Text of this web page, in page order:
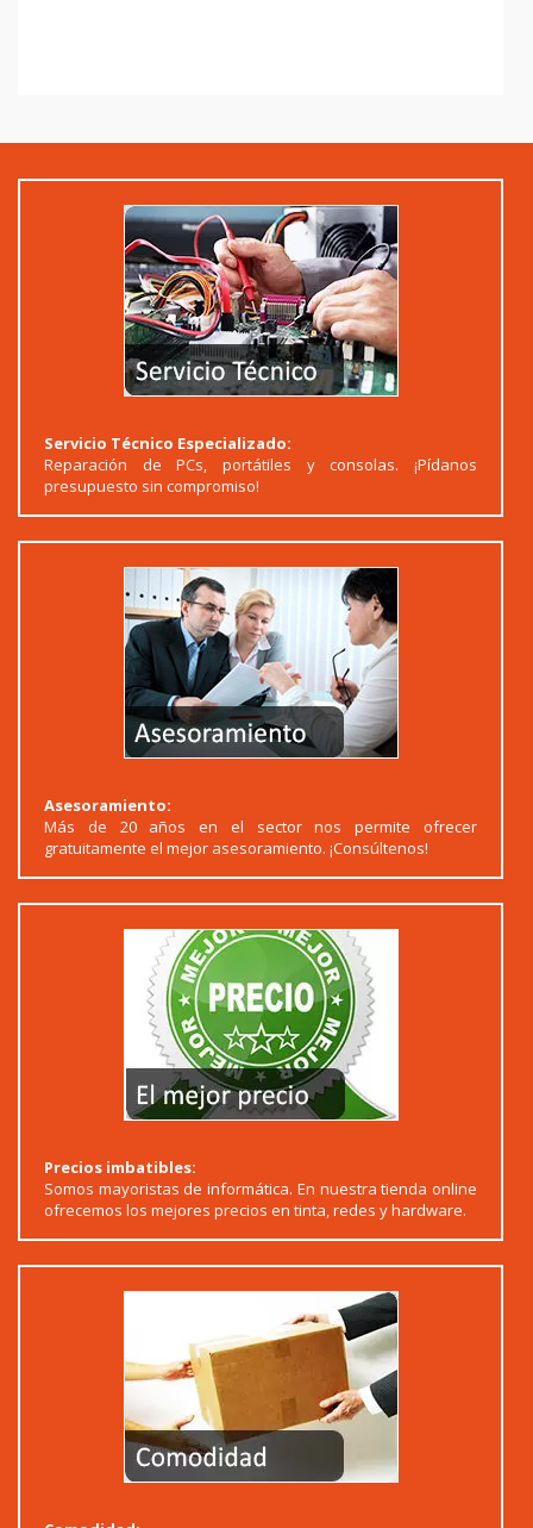
Servicio Técnico Especializado:
Reparación de PCs, portátiles y consolas. ¡Pídanos
presupuesto sin compromiso!
Asesoramiento:
Más de 20 años en el sector nos permite ofrecer
gratuitamente el mejor asesoramiento. ¡Consúltenos!
Precios imbatibles:
Somos mayoristas de informática. En nuestra tienda online
ofrecemos los mejores precios en tinta, redes y hardware.